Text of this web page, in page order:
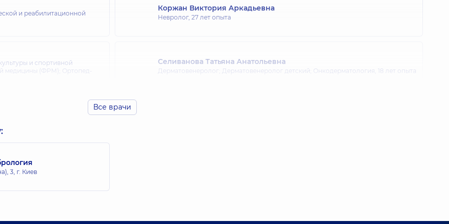
и реабилитационной
Коржан Виктория Аркадьевна
Невролог, 27 лет опыта
и спортивной
медицины (ФРМ); Ортопед-
Селиванова Татьяна Анатольевна
Дерматовенеролог; Дерматовенеролог детский; Онкодерматология, 18 лет опыта
Все врачи
3, г. Киев